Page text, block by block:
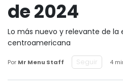
de 2024
Lo más nuevo y relevante de
centroamericana
Por Mr Menu Staff Seguir 4